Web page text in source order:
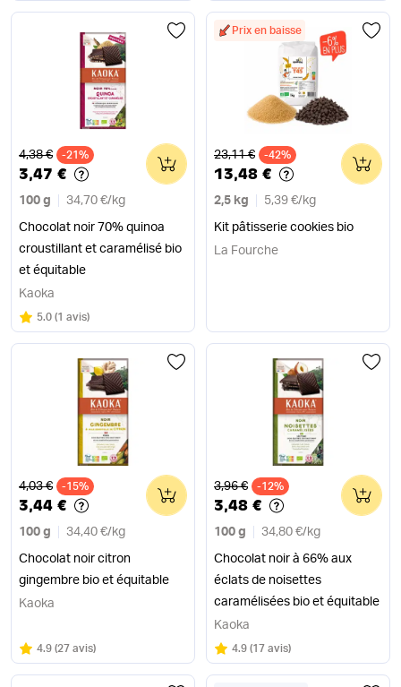
Ancien prix
4,38 € -21%
3,47 €
100 g 34,70 €/ kg
Chocolat noir 70% quinoa
croustillant et caramélisé bio
et équitable
0
Kaoka
Note
5.0 sur 5
(1 avis)
Prix en baisse
Ancien prix
23,11 € -42%
13,48 €
2,5 kg 5,39 €/ kg
Kit pâtisserie cookies bio
0
La Fourche
Ancien prix
4,03 € -15%
3,44 €
100 g 34,40 €/ kg
Chocolat noir citron
gingembre bio et équitable
0
Kaoka
Note
4.9 sur 5
(27 avis)
Ancien prix
3,96 € -12%
3,48 €
100 g 34,80 €/ kg
Chocolat noir à 66% aux
éclats de noisettes
caramélisées bio et équitable
0
Kaoka
Note
4.9 sur 5
(17 avis)